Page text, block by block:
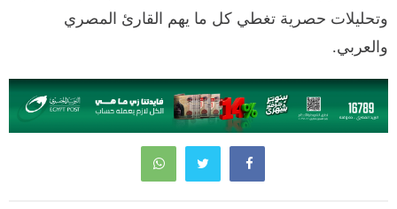
وتحليلات حصرية تغطي كل ما يهم القارئ المصري
والعربي.